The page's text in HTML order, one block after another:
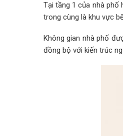
Tại tầng 1 của nhà phố
trong cùng là khu vực
Không gian nhà phố
đồng bộ với kiến trúc